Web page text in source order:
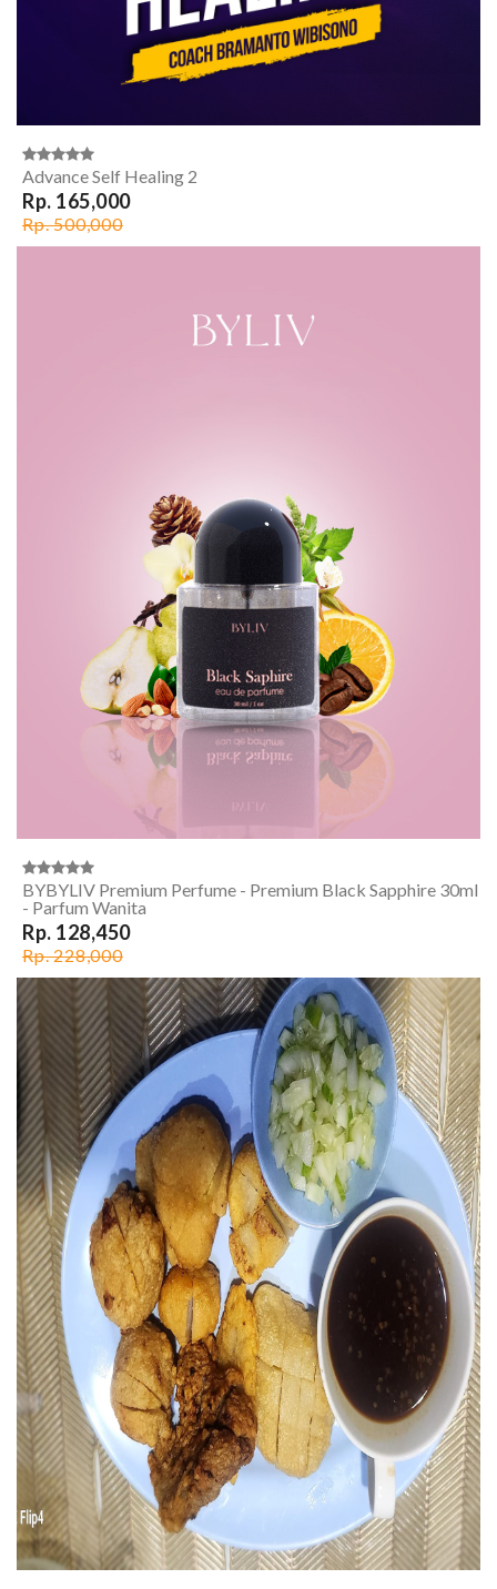
Advance Self Healing 2
Rp. 165,000
Rp. 500,000
BYBYLIV Premium Perfume - Premium Black Sapphire 30ml
- Parfum Wanita
Rp. 128,450
Rp. 228,000